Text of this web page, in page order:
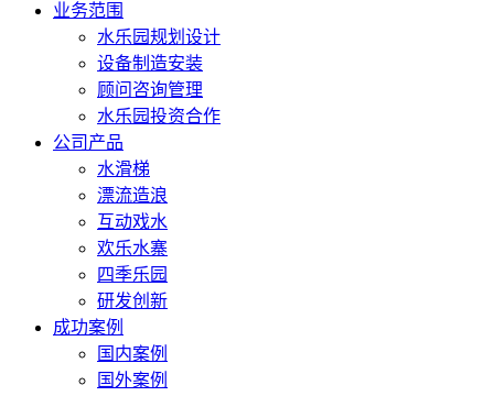
业务范围
水乐园规划设计
设备制造安装
顾问咨询管理
水乐园投资合作
公司产品
水滑梯
漂流造浪
互动戏水
欢乐水寨
四季乐园
研发创新
成功案例
国内案例
国外案例